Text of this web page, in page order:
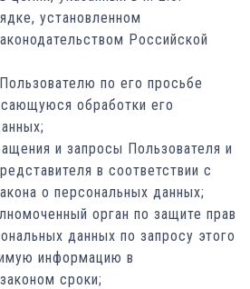
установленном
Российской
по его просьбе
обработки его
и запросы Пользователя и
в соответствии с
о персональных данных;
орган по защите прав
данных по запросу этого
информацию в
сроки;